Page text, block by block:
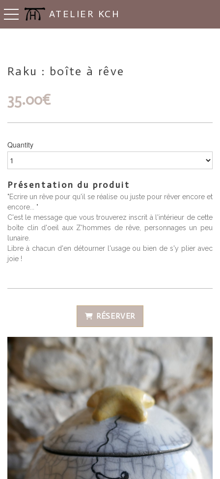
ATELIER KCH
Basculer la navigation
Raku : boîte à rêve
35.00€
Quantity
Présentation du produit
"Ecrire un rêve pour qu'il se réalise ou juste pour rêver encore et
encore... "
C'est le message que vous trouverez inscrit à l'intérieur de cette
boîte clin d'oeil aux Z'hommes de rêve, personnages un peu
lunaire.
Libre à chacun d'en détourner l'usage ou bien de s'y plier avec
joie !
RÉSERVER